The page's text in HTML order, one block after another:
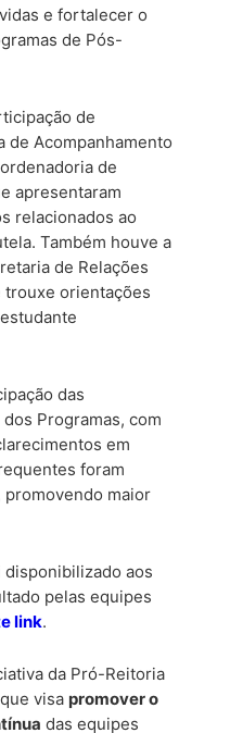
e fortalecer o
de Pós-
de
de Acompanhamento
de
apresentaram
relacionados ao
Também houve a
de Relações
trouxe orientações
das
Programas, com
em
foram
promovendo maior
disponibilizado aos
pelas equipes
link.
da Pró-Reitoria
visa promover o
das equipes